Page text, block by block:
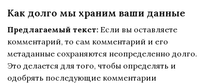
Как долго мы храним ваши данные
Предлагаемый текст: Если вы оставляете
комментарий, то сам комментарий и его
метаданные сохраняются неопределенно долго.
Это делается для того, чтобы определять и
одобрять последующие комментарии